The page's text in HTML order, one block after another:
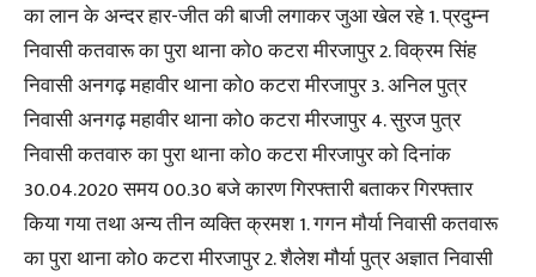
का लान के अन्दर हार-जीत की बाजी लगाकर जुआ खेल रहे 1. प्रदुम्न
निवासी कतवारू का पुरा थाना को0 कटरा मीरजापुर 2. विक्रम सिंह
निवासी अनगढ़ महावीर थाना को0 कटरा मीरजापुर 3. अनिल पुत्र
निवासी अनगढ़ महावीर थाना को0 कटरा मीरजापुर 4. सुरज पुत्र
निवासी कतवारु का पुरा थाना को0 कटरा मीरजापुर को दिनांक
30.04.2020 समय 00.30 बजे कारण गिरफ्तारी बताकर गिरफ्तार
किया गया तथा अन्य तीन व्यक्ति क्रमश 1. गगन मौर्या निवासी कतवारू
का पुरा थाना को0 कटरा मीरजापुर 2. शैलेश मौर्या पुत्र अज्ञात निवासी